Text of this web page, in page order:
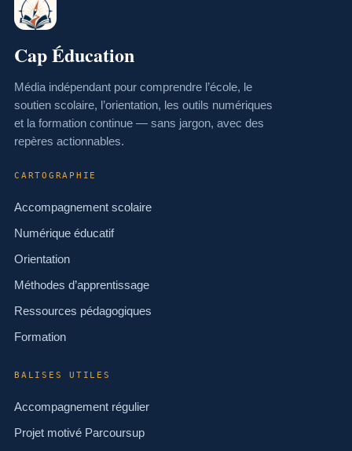
Cap Éducation
Média indépendant pour comprendre l’école, le
soutien scolaire, l’orientation, les outils numériques
et la formation continue — sans jargon, avec des
repères actionnables.
CARTOGRAPHIE
Accompagnement scolaire
Numérique éducatif
Orientation
Méthodes d’apprentissage
Ressources pédagogiques
Formation
BALISES UTILES
Accompagnement régulier
Projet motivé Parcoursup